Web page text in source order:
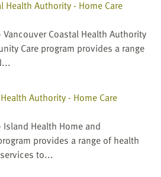
Health Authority - Home Care
Coastal Health Authority
Care program provides a range
Authority - Home Care
Health Home and
provides a range of health
to...